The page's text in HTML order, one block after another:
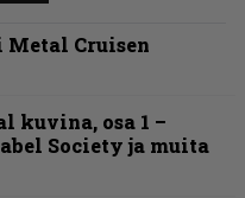
Cruisen
kuvina, osa 1 –
Society ja muita